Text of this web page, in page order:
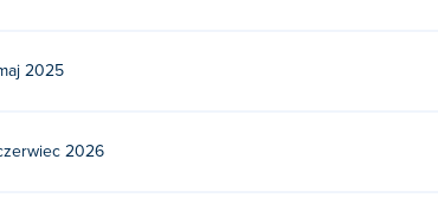
2025
2026